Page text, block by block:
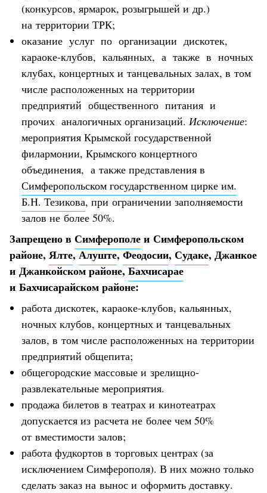
(конкурсов, ярмарок, розыгрышей и др.)
на территории ТРК;
оказание услуг по организации дискотек,
караоке-клубов, кальянных, а также в ночных
клубах, концертных и танцевальных залах, в том
числе расположенных на территории
предприятий общественного питания и
прочих аналогичных организаций. Исключение:
мероприятия Крымской государственной
филармонии, Крымского концертного
объединения, а также представления в
Симферопольском государственном цирке им.
Б.Н. Тезикова, при ограничении заполняемости
залов не более 50%.
Запрещено вСимферополеи Симферопольском
районе, Ялте,Алуште,Феодосии, Судаке, Джанкое
и Джанкойском районе,Бахчисарае
и Бахчисарайском районе:
работа дискотек, караоке-клубов, кальянных,
ночных клубов, концертных и танцевальных
залов, в том числе расположенных на территории
предприятий общепита;
общегородские массовые и зрелищно-
развлекательные мероприятия.
продажа билетов в театрах и кинотеатрах
допускается из расчета не более чем 50%
от вместимости залов;
работа фудкортов в торговых центрах (за
исключением Симферополя). В них можно только
сделать заказ на вынос и оформить доставку.